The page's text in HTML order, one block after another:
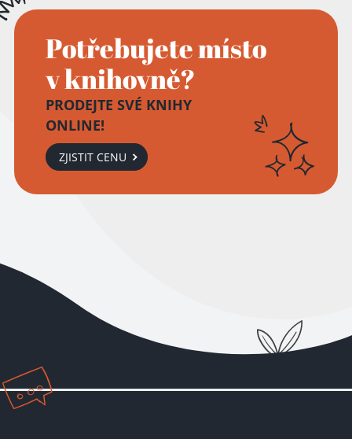
Potřebujete místo
v knihovně?
PRODEJTE SVÉ KNIHY
ONLINE!
ZJISTIT CENU